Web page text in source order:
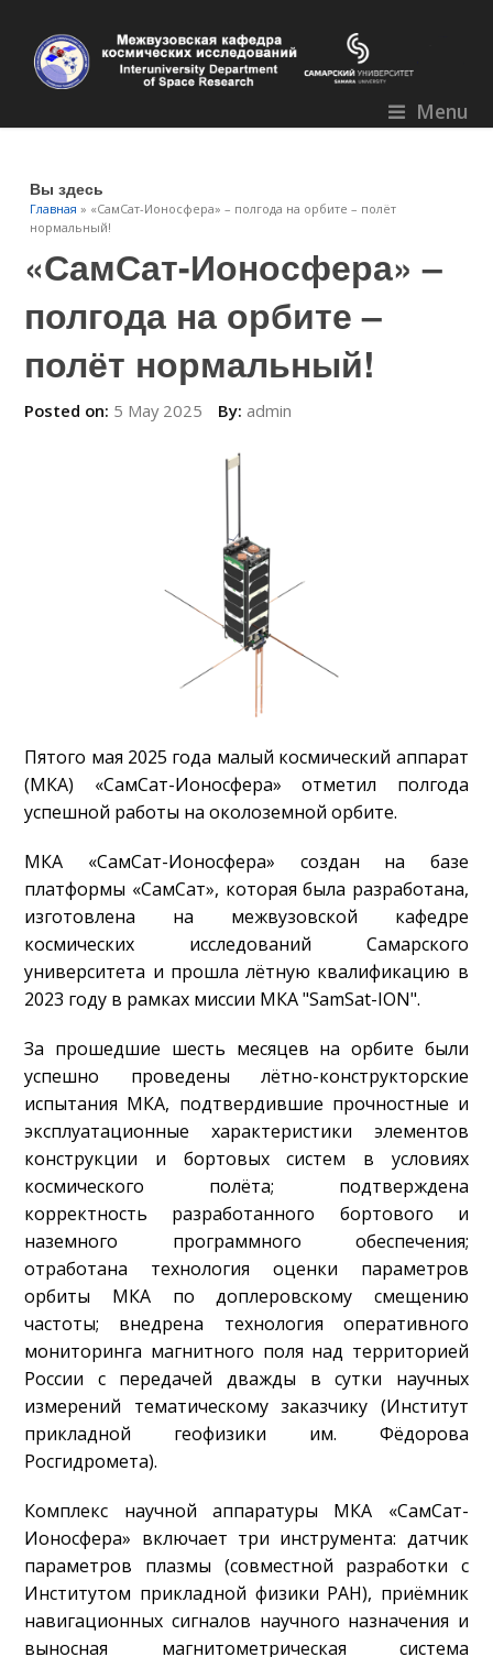
Menu
Вы здесь
Главная » «СамСат-Ионосфера» – полгода на орбите – полёт
нормальный!
«СамСат-Ионосфера» –
полгода на орбите –
полёт нормальный!
Posted on: 5 May 2025 By: admin
Пятого мая 2025 года малый космический аппарат
(МКА) «СамСат-Ионосфера» отметил полгода
успешной работы на околоземной орбите.
МКА «СамСат-Ионосфера» создан на базе
платформы «СамСат», которая была разработана,
изготовлена на межвузовской кафедре
космических исследований Самарского
университета и прошла лётную квалификацию в
2023 году в рамках миссии МКА "SamSat-ION".
За прошедшие шесть месяцев на орбите были
успешно проведены лётно-конструкторские
испытания МКА, подтвердившие прочностные и
эксплуатационные характеристики элементов
конструкции и бортовых систем в условиях
космического полёта; подтверждена
корректность разработанного бортового и
наземного программного обеспечения;
отработана технология оценки параметров
орбиты МКА по доплеровскому смещению
частоты; внедрена технология оперативного
мониторинга магнитного поля над территорией
России с передачей дважды в сутки научных
измерений тематическому заказчику (Институт
прикладной геофизики им. Фёдорова
Росгидромета).
Комплекс научной аппаратуры МКА «СамСат-
Ионосфера» включает три инструмента: датчик
параметров плазмы (совместной разработки с
Институтом прикладной физики РАН), приёмник
навигационных сигналов научного назначения и
выносная магнитометрическая система